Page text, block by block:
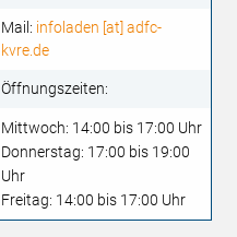
Mail: infoladen [at] adfc-
kvre.de
Öffnungszeiten:
Mittwoch: 14:00 bis 17:00 Uhr
Donnerstag: 17:00 bis 19:00
Uhr
Freitag: 14:00 bis 17:00 Uhr